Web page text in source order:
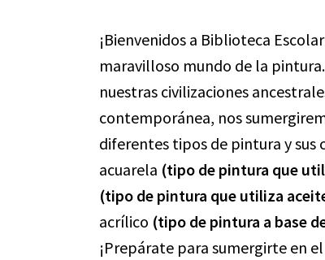
¡Bienvenidos a Biblioteca
maravilloso mundo de la
nuestras civilizaciones
contemporánea, nos
diferentes tipos de pintura y sus
acuarela (tipo de pintura que
(tipo de pintura que utiliza
acrílico (tipo de pintura a base
¡Prepárate para sumergirte en